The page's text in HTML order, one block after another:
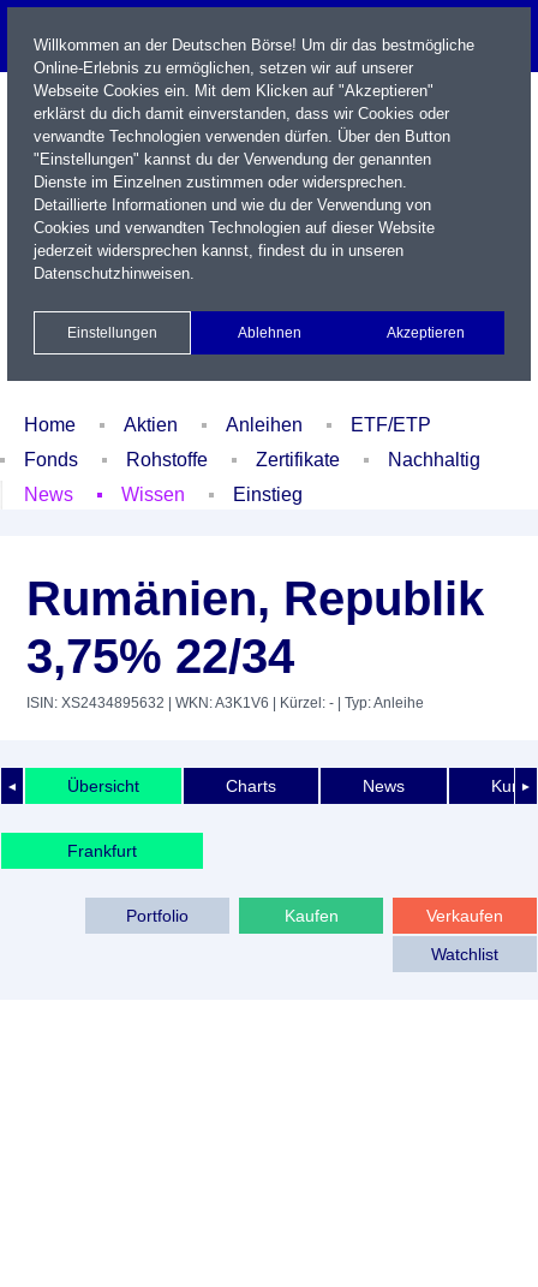
Name / WKN / ISIN / Kürzel
Xetra Realtime
Watchlist Portfolio Login
Home Aktien Anleihen
ETF/ETP
Fonds
Rohstoffe Zertifikate
Nachhaltig
News
Wissen Einstieg
Rumänien, Republik
3,75% 22/34
ISIN: XS2434895632 | WKN: A3K1V6 | Kürzel: - | Typ: Anleihe
◄ ►
Übersicht Charts News
Frankfurt
Verkaufen
Kaufen
Portfolio
Watchlist
Willkommen an der Deutschen Börse! Um dir das bestmögliche
Online-Erlebnis zu ermöglichen, setzen wir auf unserer
Webseite Cookies ein. Mit dem Klicken auf "Akzeptieren"
erklärst du dich damit einverstanden, dass wir Cookies oder
verwandte Technologien verwenden dürfen. Über den Button
"Einstellungen" kannst du der Verwendung der genannten
Dienste im Einzelnen zustimmen oder widersprechen.
Detaillierte Informationen und wie du der Verwendung von
Cookies und verwandten Technologien auf dieser Website
jederzeit widersprechen kannst, findest du in unseren
Datenschutzhinweisen.
Einstellungen Ablehnen Akzeptieren